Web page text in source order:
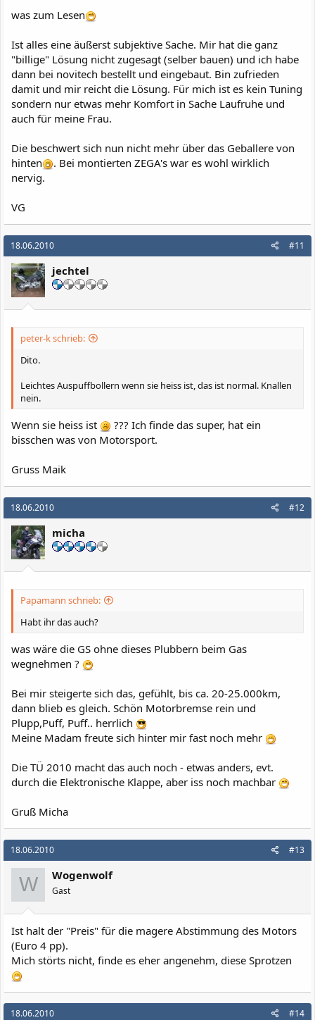
was zum Lesen
Ist alles eine äußerst subjektive Sache. Mir hat die ganz
"billige" Lösung nicht zugesagt (selber bauen) und ich habe
dann bei novitech bestellt und eingebaut. Bin zufrieden
damit und mir reicht die Lösung. Für mich ist es kein Tuning
sondern nur etwas mehr Komfort in Sache Laufruhe und
auch für meine Frau.
Die beschwert sich nun nicht mehr über das Geballere von
hinten
. Bei montierten ZEGA's war es wohl wirklich
nervig.
VG
18.06.2010 #11
jechtel
peter-k schrieb:
Dito.
Leichtes Auspuffbollern wenn sie heiss ist, das ist normal. Knallen
nein.
Wenn sie heiss ist
??? Ich finde das super, hat ein
bisschen was von Motorsport.
Gruss Maik
18.06.2010 #12
micha
Papamann schrieb:
Habt ihr das auch?
was wäre die GS ohne dieses Plubbern beim Gas
wegnehmen ?
Bei mir steigerte sich das, gefühlt, bis ca. 20-25.000km,
dann blieb es gleich. Schön Motorbremse rein und
Plupp,Puff, Puff.. herrlich
Meine Madam freute sich hinter mir fast noch mehr
Die TÜ 2010 macht das auch noch - etwas anders, evt.
durch die Elektronische Klappe, aber iss noch machbar
Gruß Micha
18.06.2010 #13
W Wogenwolf
Gast
Ist halt der "Preis" für die magere Abstimmung des Motors
(Euro 4 pp).
Mich störts nicht, finde es eher angenehm, diese Sprotzen
18.06.2010 #14